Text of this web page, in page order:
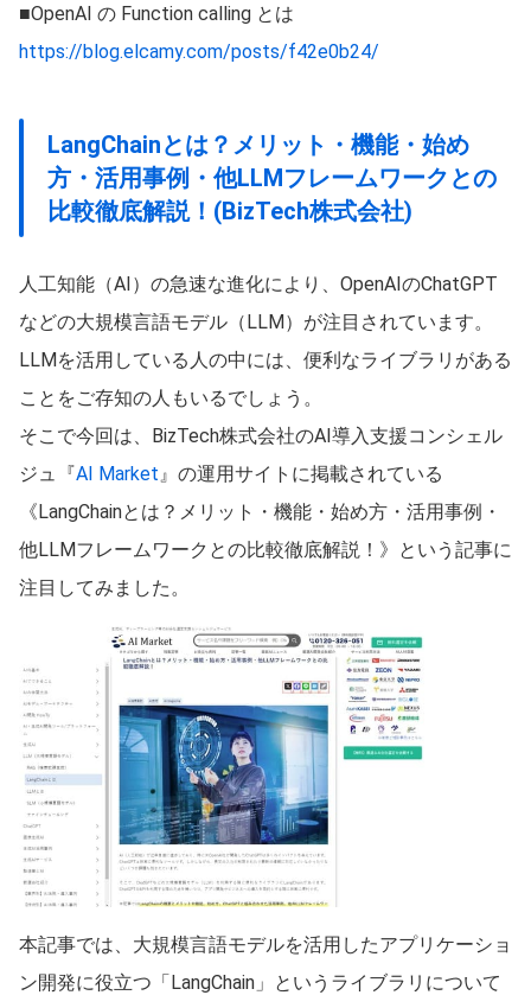
■OpenAI の Function calling とは
https://blog.elcamy.com/posts/f42e0b24/
LangChainとは？メリット・機能・始め
方・活用事例・他LLMフレームワークとの
比較徹底解説！(BizTech株式会社)
人工知能（AI）の急速な進化により、OpenAIのChatGPT
などの大規模言語モデル（LLM）が注目されています。
LLMを活用している人の中には、便利なライブラリがある
ことをご存知の人もいるでしょう。
そこで今回は、BizTech株式会社のAI導入支援コンシェル
ジュ『AI Market 』の運用サイトに掲載されている
《LangChainとは？メリット・機能・始め方・活用事例・
他LLMフレームワークとの比較徹底解説！》という記事に
注目してみました。
本記事では、大規模言語モデルを活用したアプリケーショ
ン開発に役立つ「LangChain」というライブラリについて